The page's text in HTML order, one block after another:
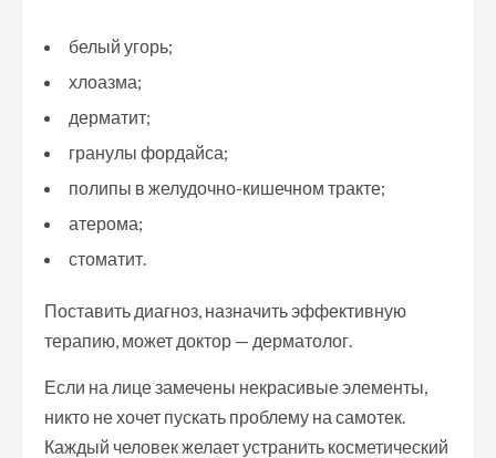
белый угорь;
хлоазма;
дерматит;
гранулы фордайса;
полипы в желудочно-кишечном тракте;
атерома;
стоматит.
Поставить диагноз, назначить эффективную
терапию, может доктор — дерматолог.
Если на лице замечены некрасивые элементы,
никто не хочет пускать проблему на самотек.
Каждый человек желает устранить косметический